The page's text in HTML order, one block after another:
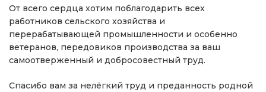
От всего сердца хотим поблагодарить всех
работников сельского хозяйства и
перерабатывающей промышленности и особенно
ветеранов, передовиков производства за ваш
самоотверженный и добросовестный труд.
Спасибо вам за нелёгкий труд и преданность родной